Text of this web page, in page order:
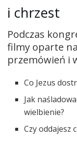
i chrzest
Podczas
filmy oparte
przemówień i
Co Jezus
Jak
wielbienie?
Czy oddajesz